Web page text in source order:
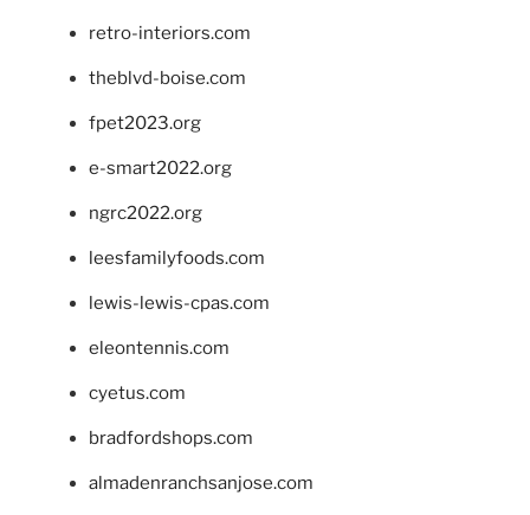
retro-interiors.com
theblvd-boise.com
fpet2023.org
e-smart2022.org
ngrc2022.org
leesfamilyfoods.com
lewis-lewis-cpas.com
eleontennis.com
cyetus.com
bradfordshops.com
almadenranchsanjose.com